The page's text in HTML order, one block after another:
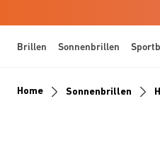
Brillen Sonnenbrillen
Home Sonnenbrillen